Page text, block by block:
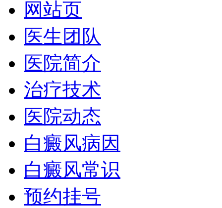
网站页
医生团队
医院简介
治疗技术
医院动态
白癜风病因
白癜风常识
预约挂号